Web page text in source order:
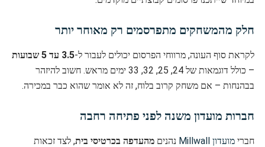
חלק מהמשחקים מתפרסמים רק מאוחר יותר
לקראת סוף העונה, מרווחי הפרסום יכולים לעבור ל-3.5 עד 5 שבועות
– כולל דוגמאות של 24, 25, 32, 33 ימים מראש. חשוב להיזהר
בבהנחות – אם משחק קרוב בלוח, זה לא אומר שהוא כבר במכירה.
חברות מועדון משנה לפני פתיחה רחבה
חברי מועדון Millwall נהנים מהעדפה בכרטיסי בית, לצד זכאות